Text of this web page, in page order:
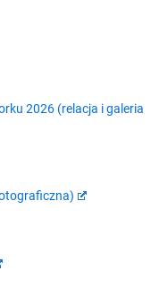
2026 (relacja i galeria